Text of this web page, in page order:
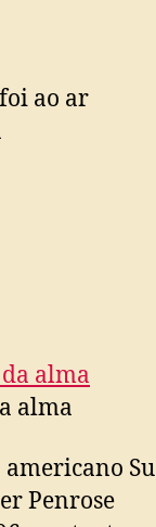
ao ar
alma
Penrose